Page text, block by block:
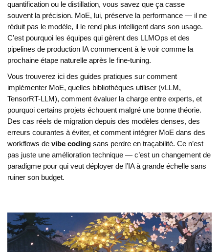
quantification ou le distillation, vous savez que ça casse
souvent la précision. MoE, lui, préserve la performance — il ne
réduit pas le modèle, il le rend plus intelligent dans son usage.
C’est pourquoi les équipes qui gèrent des LLMOps et des
pipelines de production IA commencent à le voir comme la
prochaine étape naturelle après le fine-tuning.
Vous trouverez ici des guides pratiques sur comment
implémenter MoE, quelles bibliothèques utiliser (vLLM,
TensorRT-LLM), comment évaluer la charge entre experts, et
pourquoi certains projets échouent malgré une bonne théorie.
Des cas réels de migration depuis des modèles denses, des
erreurs courantes à éviter, et comment intégrer MoE dans des
workflows de vibe coding sans perdre en traçabilité. Ce n’est
pas juste une amélioration technique — c’est un changement de
paradigme pour qui veut déployer de l’IA à grande échelle sans
ruiner son budget.